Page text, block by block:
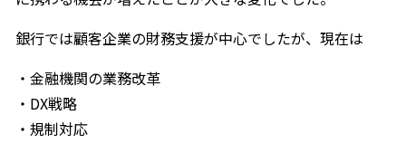
銀行では顧客企業の財務支援が中心でしたが、現在は
・金融機関の業務改革
・DX戦略
・規制対応